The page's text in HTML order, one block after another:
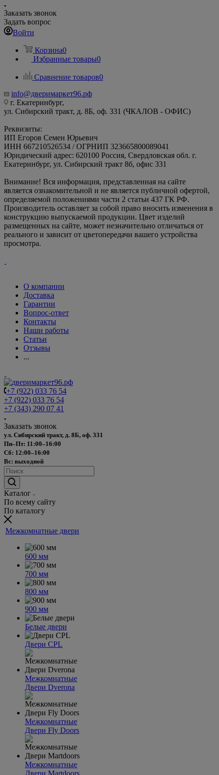
Заказать звонок
Задать вопрос
Войти
Корзина0
Избранные товары0
Сравнение товаров0
info@дверимаркет96.рф
г. Екатеринбург,
ул. Сибирский тракт, д. 8Б, оф. 331 (ЧКАЛОВ - ОФИС)
Реквизиты:
ИП Егоров Семен Юрьевич
ИНН 667210526534 / ОГРНИП 323665800089041
Юридический адрес: 620100 Россия, Свердловская обл. г.
Екатеринбург, ул. Сибирский тракт 8б, офис 331
Внимание! Вся информация, представленная на сайте
является ознакомительной и не является публичной офертой,
определяемой положениями части 2 статьи 437 ГК РФ.
Производитель оставляет за собой право вносить изменения в
конструкцию выпускаемой продукции. Цвет изделий
размещенных на сайте, может незначительно отличаться от
реального и зависит от цветопередачи вашего устройства
просмотра.
О компании
Доставка
Гарантии
Вопрос-ответ
Контакты
Наши работы
Статьи
Отзывы
...
+7 (922) 033 76 54
+7 (922) 033 76 54
+7 (343) 290 07 41
Заказать звонок
ул. Сибирский тракт, д. 8Б, оф. 331
Пн–Пт: 11:00–16:00
Сб: 12:00–16:00
Вс: выходной
Каталог
По всему сайту
По каталогу
Межкомнатные двери
600 мм
700 мм
800 мм
900 мм
Белые двери
Двери CPL
Межкомнатные
Двери Dverona
Межкомнатные
Двери Fly Doors
Межкомнатные
Двери Martdoors